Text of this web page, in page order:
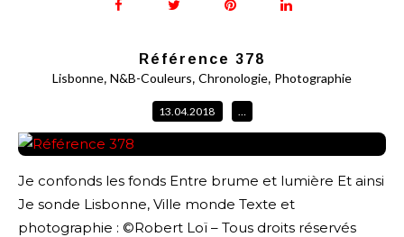
Référence 378
Lisbonne, N&B-Couleurs, Chronologie, Photographie
13.04.2018 …
Je confonds les fonds Entre brume et lumière Et ainsi
Je sonde Lisbonne, Ville monde Texte et
photographie : ©Robert Loï – Tous droits réservés